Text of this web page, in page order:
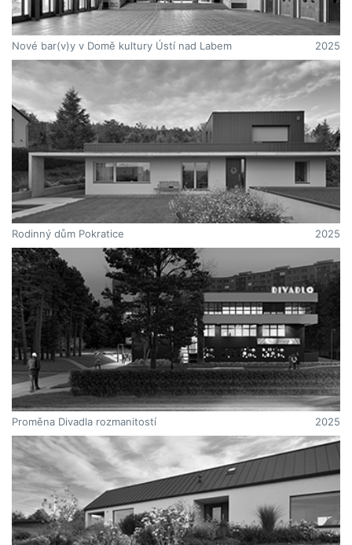
Nové bar(v)y v Domě kultury Ústí nad Labem 2025
Rodinný dům Pokratice 2025
Proměna Divadla rozmanitostí 2025